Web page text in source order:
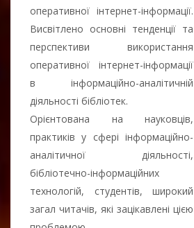
оперативної інтернет-інформації.
Висвітлено основні тенденції та
перспективи використання
оперативної інтернет-інформації
в інформаційно-аналітичній
діяльності бібліотек.
Орієнтована на науковців,
практиків у сфері інформаційно-
аналітичної діяльності,
бібліотечно-інформаційних
технологій, студентів, широкий
загал читачів, які зацікавлені цією